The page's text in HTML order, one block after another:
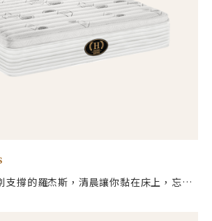
支撐的羅杰斯，清晨讓你黏在床上，忘記